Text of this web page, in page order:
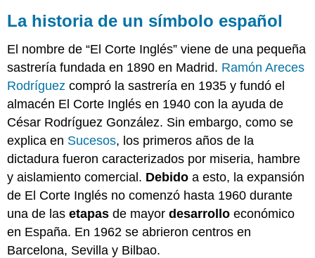
La historia de un símbolo español
El nombre de “El Corte Inglés” viene de una pequeña
sastrería fundada en 1890 en Madrid. Ramón Areces
Rodríguez compró la sastrería en 1935 y fundó el
almacén El Corte Inglés en 1940 con la ayuda de
César Rodríguez González. Sin embargo, como se
explica en Sucesos, los primeros años de la
dictadura fueron caracterizados por miseria, hambre
y aislamiento comercial. Debido a esto, la expansión
de El Corte Inglés no comenzó hasta 1960 durante
una de lasetapas de mayordesarrollo económico
en España. En 1962 se abrieron centros en
Barcelona, Sevilla y Bilbao.